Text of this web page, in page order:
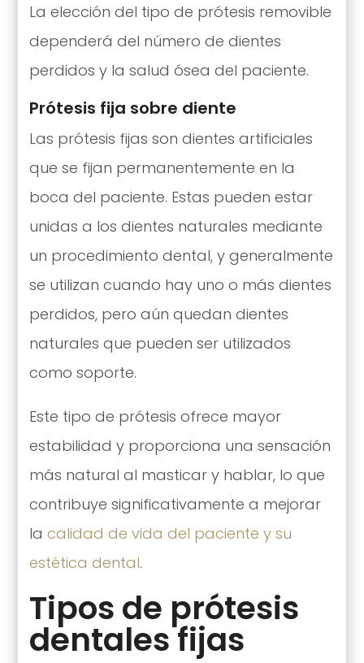
La elección del tipo de prótesis removible
dependerá del número de dientes
perdidos y la salud ósea del paciente.
Prótesis fija sobre diente
Las prótesis fijas son dientes artificiales
que se fijan permanentemente en la
boca del paciente. Estas pueden estar
unidas a los dientes naturales mediante
un procedimiento dental, y generalmente
se utilizan cuando hay uno o más dientes
perdidos, pero aún quedan dientes
naturales que pueden ser utilizados
como soporte.
Este tipo de prótesis ofrece mayor
estabilidad y proporciona una sensación
más natural al masticar y hablar, lo que
contribuye significativamente a mejorar
la calidad de vida del paciente y su
estética dental.
Tipos de prótesis
dentales fijas